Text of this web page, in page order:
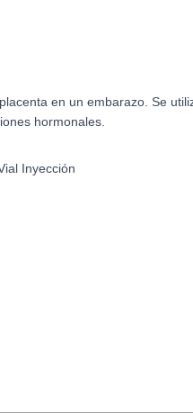
en un embarazo. Se
hormonales.
Inyección